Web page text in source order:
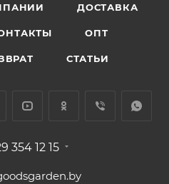
ДОСТАВКА
ОПТ
СТАТЬИ
354 12 15